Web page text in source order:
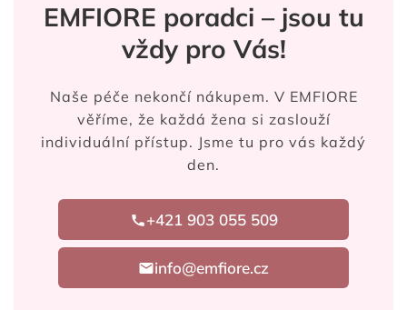
EMFIORE poradci – jsou tu
vždy pro Vás!
Naše péče nekončí nákupem. V EMFIORE
věříme, že každá žena si zaslouží
individuální přístup. Jsme tu pro vás každý
den.
+421 903 055 509
info@emfiore.cz